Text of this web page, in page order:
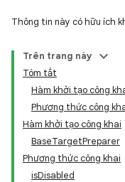
Thông tin này có hữu ích
Trên trang này
Tóm tắt
Hàm khởi tạo công
Phương thức công
Hàm khởi tạo công khai
BaseTargetPreparer
Phương thức công khai
isDisabled